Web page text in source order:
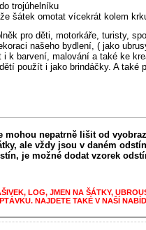
trojúhelníku
šátek omotat vícekrát kolem
pro děti, motorkáře, turisty,
našeho bydlení, ( jako
i k barvení, malování a také ke
použít i jako brindáčky. A také
mohou nepatrně lišit od
ale vždy jsou v daném
je možné dodat vzorek
LOG, JMEN NA ŠÁTKY,
NAJDETE TAKÉ V NAŠÍ